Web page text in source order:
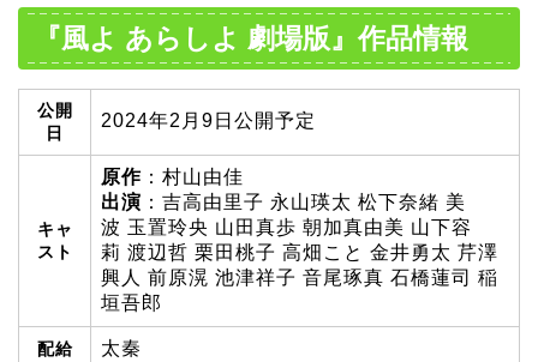
『風よ あらしよ 劇場版』作品情報
公開
日
2024年2月9日公開予定
キャ
スト
原作 ：村山由佳
出演 ：吉高由里子 永山瑛太 松下奈緒 美
波 玉置玲央 山田真歩 朝加真由美 山下容
莉 渡辺哲 栗田桃子 高畑こと 金井勇太 芹澤
興人 前原滉 池津祥子 音尾琢真 石橋蓮司 稲
垣吾郎
配給 太秦